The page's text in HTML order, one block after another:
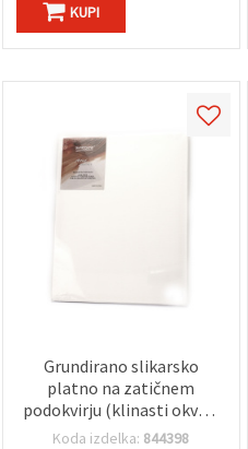
KUPI
Grundirano slikarsko
platno na zatičnem
podokvirju (klinasti okvir),
20 x 30 cm
Koda izdelka: 844398